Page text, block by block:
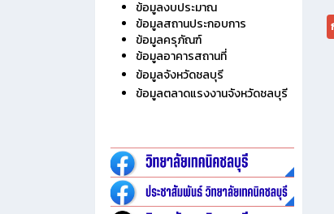
ประวัติวิทยาลัย
ข้อมูลบุคลากร
ข้อมูลนักเรียน นักศึกษา
ข้อมูลหลักสูตรการเรียนการสอน
ข้อมูลงบประมาณ
ข้อมูลสถานประกอบการ
ข้อมูลตลาดแรงงานจังหวัดชลบุรี